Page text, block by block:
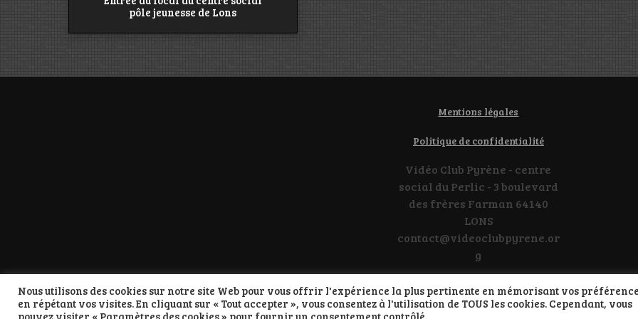
pôle jeunesse de Lons
Mentions légales
Politique de confidentialité
Vidéo Club Pyrène - centre
social du Perlic - 3 boulevard
des frères Farman 64140
LONS
contact@videoclubpyrene.or
g
Propulsé par WordPress
Nous utilisons des cookies sur notre site Web pour vous offrir l'expérience la plus pertinente en mémorisant vos
en répétant vos visites. En cliquant sur « Tout accepter », vous consentez à l'utilisation de TOUS les cookies. Cependant, vous
pouvez visiter « Paramètres des cookies » pour fournir un consentement contrôlé.